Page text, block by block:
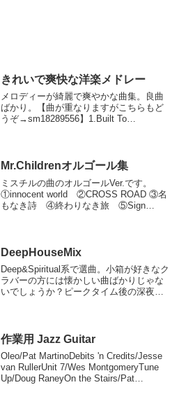
きれいで爽快な洋楽メドレー
メロディーが綺麗で爽やかな曲集。良曲
ばかり。【曲が重なりますがこちらもど
うぞ→sm18289556】1.Built To
Mr.Childrenオルゴール集
ミスチルの曲のオルゴールVer.です。
①innocent world ②CROSS ROAD ③名
もなき詩 ④終わりなき旅 ⑤Sign
DeepHouseMix
Deep&Spiritual系で選曲。小箱が好きなク
ラバーの方には懐かしい曲ばかりじゃな
いでしょうか？ピークタイム後の深夜に
で、...
作業用 Jazz Guitar
Oleo/Pat MartinoDebits 'n Credits/Jesse
van RullerUnit 7/Wes MontgomeryTune
Up/Doug RaneyOn the Stairs/Pat